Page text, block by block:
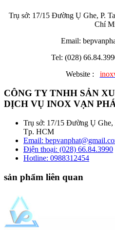
Trụ sở: 17/15 Đường Ụ Ghe, P.
Chí
Email:
Tel: (028)
Website :
CÔNG TY TNHH SẢN
DỊCH VỤ INOX VẠN
Trụ sở: 17/15 Đường Ụ
Tp. HCM
Email:
Điện thoại: (028) 66.84.3990
Hotline: 0988312454
sản phẩm liên quan